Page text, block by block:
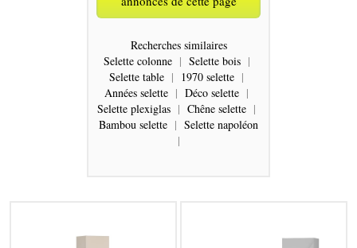
Recherches similaires
Selette colonne | Selette bois |
Selette table | 1970 selette |
Années selette | Déco selette |
Selette plexiglas | Chêne selette |
Bambou selette | Selette napoléon
|